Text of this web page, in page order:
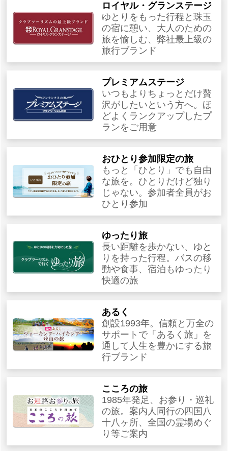
ロイヤル・グランステージ
ゆとりをもった行程と珠玉
の宿に憩い、大人のための
旅を愉しむ、弊社最上級の
旅行ブランド
プレミアムステージ
いつもよりちょっとだけ贅
沢がしたいという方へ。ほ
どよくランクアップしたプ
ランをご用意
おひとり参加限定の旅
もっと「ひとり」でも自由
な旅を。ひとりだけど独り
じゃない。参加者全員がお
ひとり参加
ゆったり旅
長い距離を歩かない、ゆと
りを持った行程。バスの移
動や食事、宿泊もゆったり
快適の旅
あるく
創設1993年。信頼と万全の
サポートで「あるく旅」を
通して人生を豊かにする旅
行ブランド
こころの旅
1985年発足、お参り・巡礼
の旅。案内人同行の四国八
十八ヶ所、全国の霊場めぐ
り等ご案内